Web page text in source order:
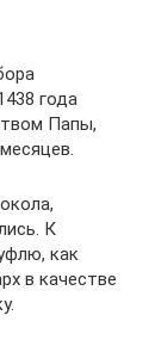
года
Папы,
К
как
в качестве